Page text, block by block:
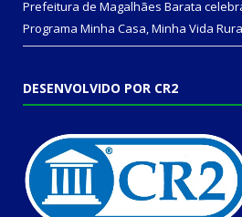
Prefeitura de Magalhães Barata
Programa Minha Casa, Minha Vida
DESENVOLVIDO POR CR2